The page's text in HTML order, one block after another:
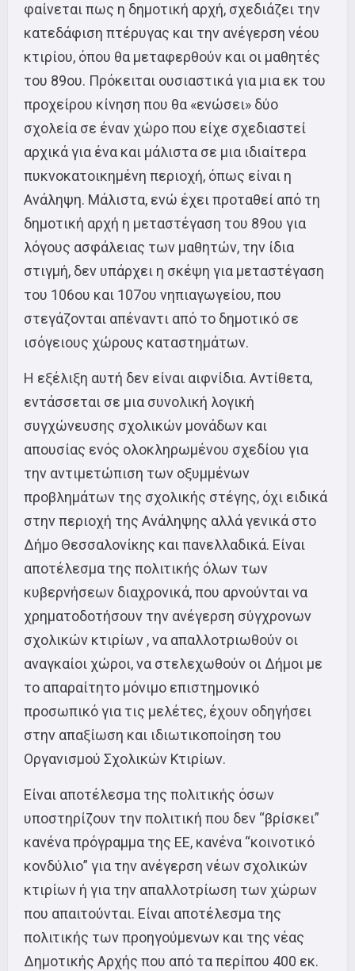
φαίνεται πως η δημοτική αρχή, σχεδιάζει την
κατεδάφιση πτέρυγας και την ανέγερση νέου
κτιρίου, όπου θα μεταφερθούν και οι μαθητές
του 89ου. Πρόκειται ουσιαστικά για μια εκ του
προχείρου κίνηση που θα «ενώσει» δύο
σχολεία σε έναν χώρο που είχε σχεδιαστεί
αρχικά για ένα και μάλιστα σε μια ιδιαίτερα
πυκνοκατοικημένη περιοχή, όπως είναι η
Ανάληψη. Μάλιστα, ενώ έχει προταθεί από τη
δημοτική αρχή η μεταστέγαση του 89ου για
λόγους ασφάλειας των μαθητών, την ίδια
στιγμή, δεν υπάρχει η σκέψη για μεταστέγαση
του 106ου και 107ου νηπιαγωγείου, που
στεγάζονται απέναντι από το δημοτικό σε
ισόγειους χώρους καταστημάτων.
Η εξέλιξη αυτή δεν είναι αιφνίδια. Αντίθετα,
εντάσσεται σε μια συνολική λογική
συγχώνευσης σχολικών μονάδων και
απουσίας ενός ολοκληρωμένου σχεδίου για
την αντιμετώπιση των οξυμμένων
προβλημάτων της σχολικής στέγης, όχι ειδικά
στην περιοχή της Ανάληψης αλλά γενικά στο
Δήμο Θεσσαλονίκης και πανελλαδικά. Είναι
αποτέλεσμα της πολιτικής όλων των
κυβερνήσεων διαχρονικά, που αρνούνται να
χρηματοδοτήσουν την ανέγερση σύγχρονων
σχολικών κτιρίων , να απαλλοτριωθούν οι
αναγκαίοι χώροι, να στελεχωθούν οι Δήμοι με
το απαραίτητο μόνιμο επιστημονικό
προσωπικό για τις μελέτες, έχουν οδηγήσει
στην απαξίωση και ιδιωτικοποίηση του
Οργανισμού Σχολικών Κτιρίων.
Είναι αποτέλεσμα της πολιτικής όσων
υποστηρίζουν την πολιτική που δεν “βρίσκει”
κανένα πρόγραμμα της ΕΕ, κανένα “κοινοτικό
κονδύλιο” για την ανέγερση νέων σχολικών
κτιρίων ή για την απαλλοτρίωση των χώρων
που απαιτούνται. Είναι αποτέλεσμα της
πολιτικής των προηγούμενων και της νέας
Δημοτικής Αρχής που από τα περίπου 400 εκ.